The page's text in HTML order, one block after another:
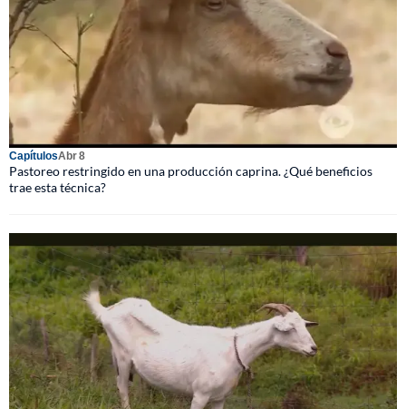
CapítulosAbr 8
Pastoreo restringido en una producción caprina. ¿Qué beneficios
trae esta técnica?